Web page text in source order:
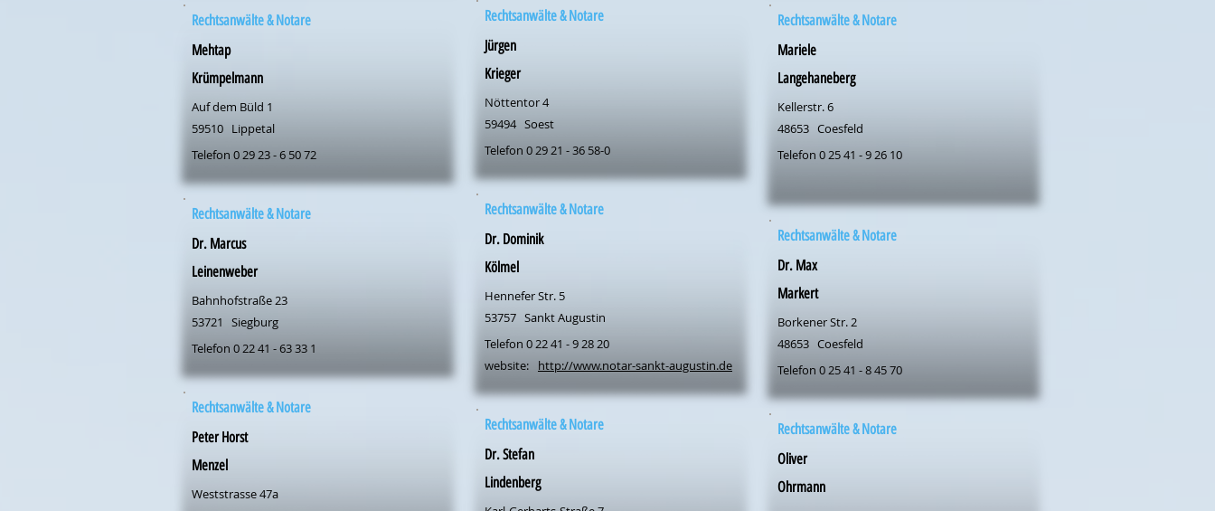
Rechtsanwälte & Notare
Mehtap
Krümpelmann
Auf dem Büld 1
59510 Lippetal
Telefon 0 29 23 - 6 50 72
Rechtsanwälte & Notare
Dr. Marcus
Leinenweber
Bahnhofstraße 23
53721
Siegburg
Telefon 0 22 41 - 63 33 1
Rechtsanwälte & Notare
Peter Horst
Menzel
Weststrasse 47a
Rechtsanwälte & Notare
Jürgen
Krieger
Nöttentor 4
59494 Soest
Telefon 0 29 21 - 36 58-0
Rechtsanwälte & Notare
Dr. Dominik
Kölmel
Hennefer Str. 5
53757 Sankt Augustin
Telefon 0 22 41 - 9 28 20
website:
http://www.notar-sankt-augustin.de
Rechtsanwälte & Notare
Dr. Stefan
Lindenberg
Rechtsanwälte & Notare
Mariele
Langehaneberg
Kellerstr. 6
48653 Coesfeld
Telefon 0 25 41 - 9 26 10
Rechtsanwälte & Notare
Dr. Max
Markert
Borkener Str. 2
48653 Coesfeld
Telefon 0 25 41 - 8 45 70
Rechtsanwälte & Notare
Oliver
Ohrmann